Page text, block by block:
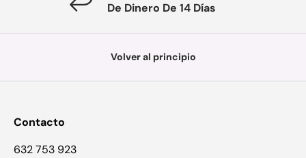
De Dinero De 14 Días
Volver al principio
Contacto
632 753 923